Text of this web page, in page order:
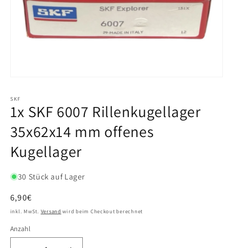
SKF
1x SKF 6007 Rillenkugellager
35x62x14 mm offenes
Kugellager
30 Stück auf Lager
Normaler
Preis
6,90€
inkl. MwSt. Versand wird beim Checkout berechnet
Anzahl